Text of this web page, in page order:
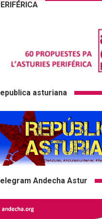
asturiana
Andecha Astur